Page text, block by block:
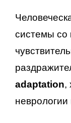
системы
adaptation,